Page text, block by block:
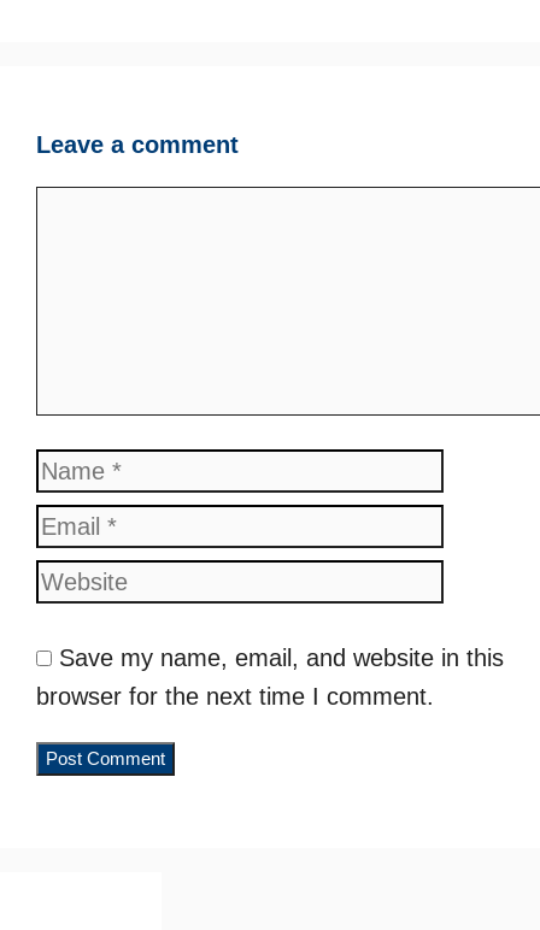
Leave a comment
Name
Save my name, email, and website in this
browser for the next time I comment.